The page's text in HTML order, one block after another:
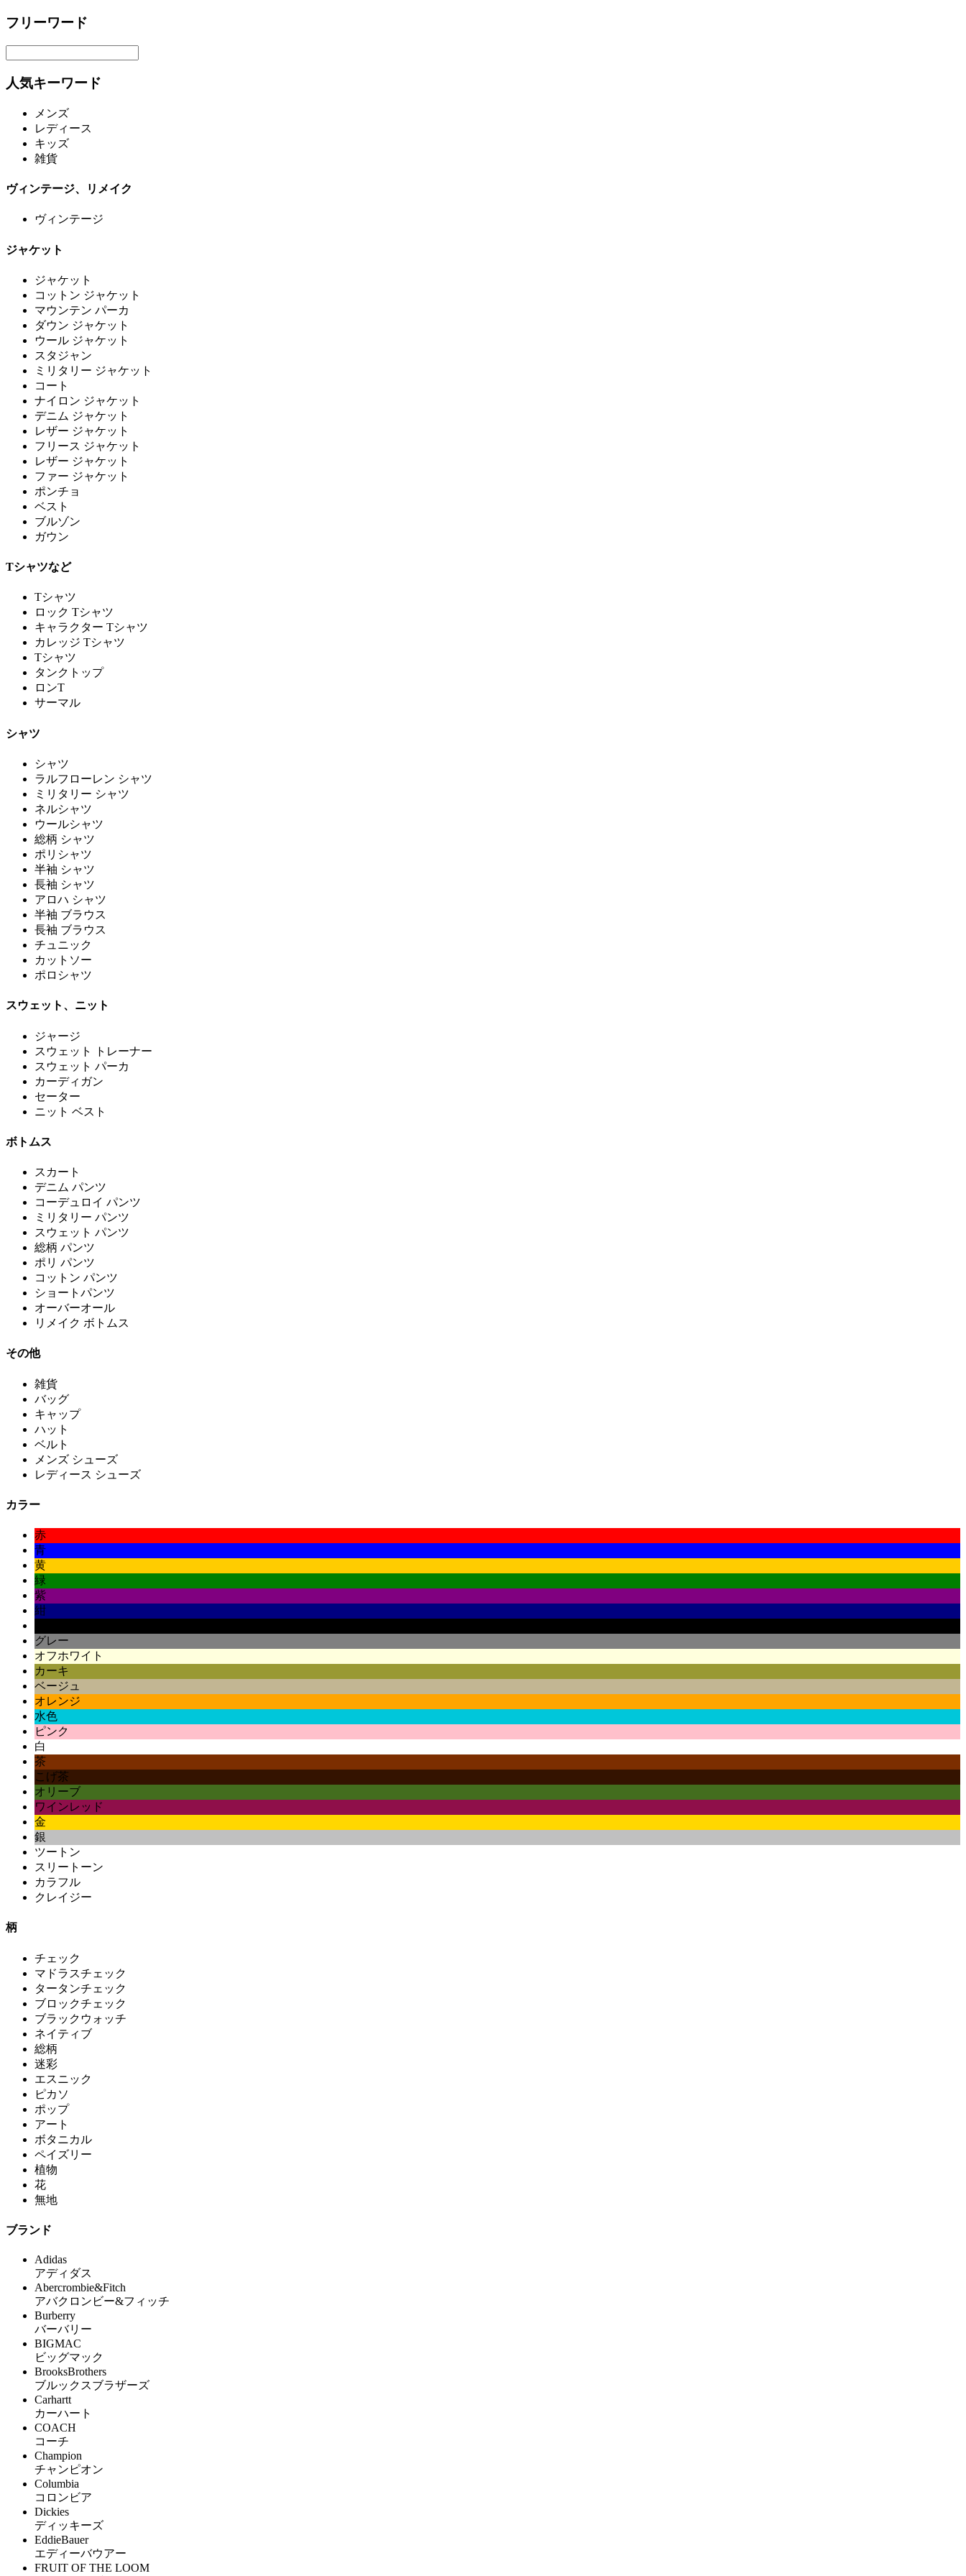
フリーワード
人気キーワード
メンズ
レディース
キッズ
雑貨
ヴィンテージ、リメイク
ヴィンテージ
ジャケット
ジャケット
コットン ジャケット
マウンテン パーカ
ダウン ジャケット
ウール ジャケット
スタジャン
ミリタリー ジャケット
コート
ナイロン ジャケット
デニム ジャケット
レザー ジャケット
フリース ジャケット
レザー ジャケット
ファー ジャケット
ポンチョ
ベスト
ブルゾン
ガウン
Tシャツなど
Tシャツ
ロック Tシャツ
キャラクター Tシャツ
カレッジ Tシャツ
Tシャツ
タンクトップ
ロンT
サーマル
シャツ
シャツ
ラルフローレン シャツ
ミリタリー シャツ
ネルシャツ
ウールシャツ
総柄 シャツ
ポリシャツ
半袖 シャツ
長袖 シャツ
アロハ シャツ
半袖 ブラウス
長袖 ブラウス
チュニック
カットソー
ポロシャツ
スウェット、ニット
ジャージ
スウェット トレーナー
スウェット パーカ
カーディガン
セーター
ニット ベスト
ボトムス
スカート
デニム パンツ
コーデュロイ パンツ
ミリタリー パンツ
スウェット パンツ
総柄 パンツ
ポリ パンツ
コットン パンツ
ショートパンツ
オーバーオール
リメイク ボトムス
その他
雑貨
バッグ
キャップ
ハット
ベルト
メンズ シューズ
レディース シューズ
カラー
赤
青
黄
緑
紫
紺
グレー
オフホワイト
カーキ
ベージュ
オレンジ
水色
ピンク
白
茶
こげ茶
オリーブ
ワインレッド
金
銀
ツートン
スリートーン
カラフル
クレイジー
柄
チェック
マドラスチェック
タータンチェック
ブロックチェック
ブラックウォッチ
ネイティブ
総柄
迷彩
エスニック
ピカソ
ポップ
アート
ボタニカル
ペイズリー
植物
花
無地
ブランド
Adidas
アディダス
Abercrombie&Fitch
アバクロンビー&フィッチ
Burberry
バーバリー
BIGMAC
ビッグマック
BrooksBrothers
ブルックスブラザーズ
Carhartt
カーハート
COACH
コーチ
Champion
チャンピオン
Columbia
コロンビア
Dickies
ディッキーズ
EddieBauer
エディーバウアー
FRUIT OF THE LOOM